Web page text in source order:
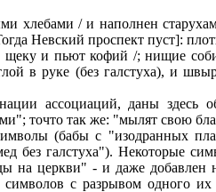
хлебами / и наполнен
Невский проспект пуст]:
и пьют кофий /; нищие
в руке (без галстуха), и
ассоциаций, даны здесь
точто так же: "мылят свою
(бабы с "изодранных
без галстуха"). Некоторые
на церкви" - и даже
с разрывом одного